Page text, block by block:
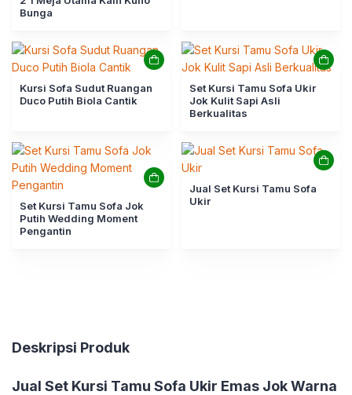
Bunga
Kursi Sofa Sudut Ruangan
Duco Putih Biola Cantik
Set Kursi Tamu Sofa Ukir
Jok Kulit Sapi Asli
Berkualitas
Set Kursi Tamu Sofa Jok
Putih Wedding Moment
Pengantin
Jual Set Kursi Tamu Sofa
Ukir
Deskripsi Produk
Jual Set Kursi Tamu Sofa Ukir Emas Jok Warna